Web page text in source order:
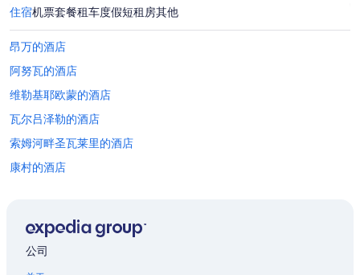
住宿机票套餐租车度假短租房其他
昂万的酒店
阿努瓦的酒店
维勒基耶欧蒙的酒店
瓦尔吕泽勒的酒店
索姆河畔圣瓦莱里的酒店
康村的酒店
位于亚眠的酒庄酒店
公司